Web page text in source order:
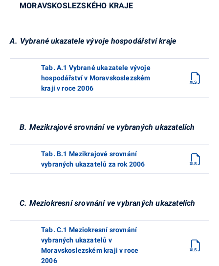
MORAVSKOSLEZSKÉHO KRAJE
A. Vybrané ukazatele vývoje hospodářství kraje
Tab. A.1 Vybrané ukazatele vývoje
hospodářství v Moravskoslezském
kraji v roce 2006
B. Mezikrajové srovnání ve vybraných ukazatelích
Tab. B.1 Mezikrajové srovnání
vybraných ukazatelů za rok 2006
C. Meziokresní srovnání ve vybraných ukazatelích
Tab. C.1 Meziokresní srovnání
vybraných ukazatelů v
Moravskoslezském kraji v roce
2006